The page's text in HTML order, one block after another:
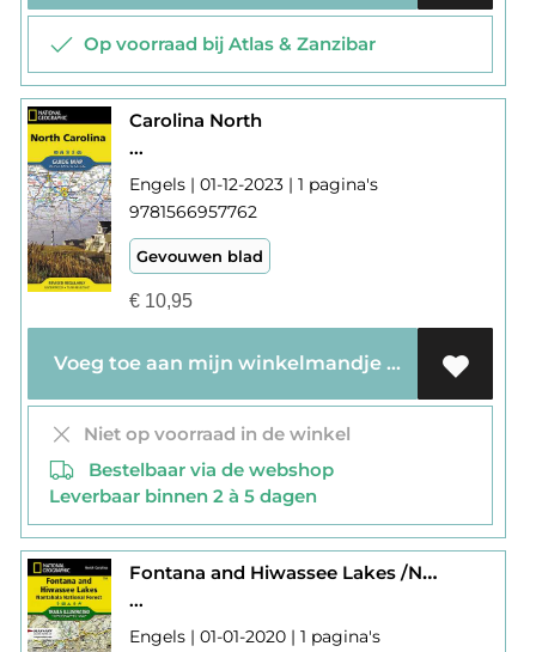
Op voorraad bij Atlas & Zanzibar
Carolina North
...
Engels | 01-12-2023 | 1 pagina's
9781566957762
Gevouwen blad
€10,95
Voeg toe aan mijn winkelmandje
Niet op voorraad in de winkel
Bestelbaar via de webshop
Leverbaar binnen 2 à 5 dagen
Fontana and Hiwassee Lakes /NC 784
...
Engels | 01-01-2020 | 1 pagina's